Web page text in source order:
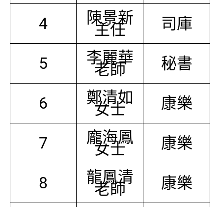
4 陳景新
主任 司庫
5 李麗華
老師 秘書
6 鄭清如
女士 康樂
7 龐海鳳
女士 康樂
8 龍鳳清
老師 康樂